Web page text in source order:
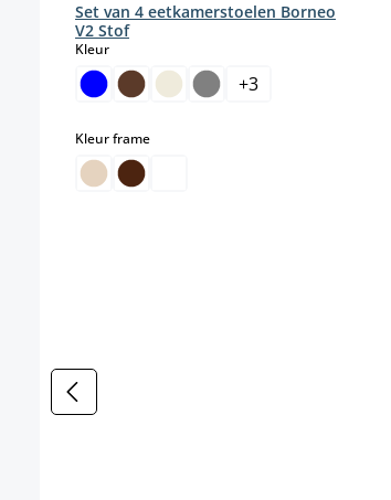
Set van 4 eetkamerstoelen Borneo
V2 Stof
Kleurselect
+3
Kleur frameselect